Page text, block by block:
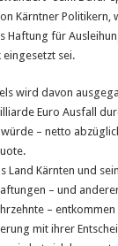
Kärntner Politikern,
Haftung für
sei.
wird davon
Euro Ausfall
– netto
Land Kärnten und
– und
– entkommen
mit ihrer